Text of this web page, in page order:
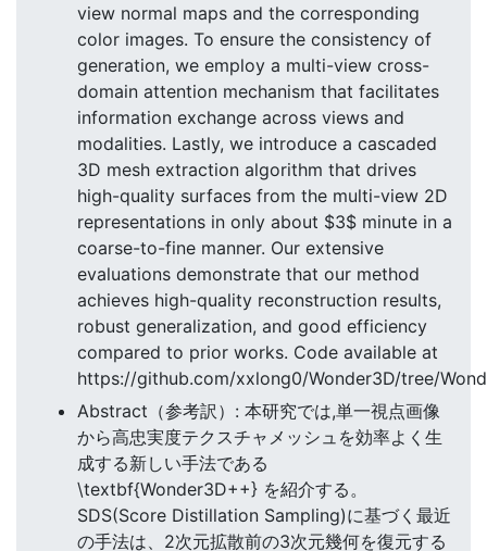
view normal maps and the corresponding
color images. To ensure the consistency of
generation, we employ a multi-view cross-
domain attention mechanism that facilitates
information exchange across views and
modalities. Lastly, we introduce a cascaded
3D mesh extraction algorithm that drives
high-quality surfaces from the multi-view 2D
representations in only about $3$ minute in a
coarse-to-fine manner. Our extensive
evaluations demonstrate that our method
achieves high-quality reconstruction results,
robust generalization, and good efficiency
compared to prior works. Code available at
https://github.com/xxlong0/Wonder3D/tree/
Abstract（参考訳）: 本研究では,単一視点画像
から高忠実度テクスチャメッシュを効率よく生
成する新しい手法である
\textbf{Wonder3D++} を紹介する。
SDS(Score Distillation Sampling)に基づく最近
の手法は、2次元拡散前の3次元幾何を復元する